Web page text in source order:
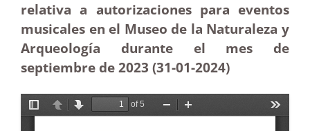
relativa a autorizaciones para eventos
musicales en el Museo de la Naturaleza y
Arqueología durante el mes de
septiembre de 2023 (31-01-2024)